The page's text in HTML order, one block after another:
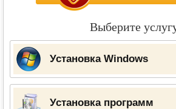
Выберите
Установка Windows
Установка программ